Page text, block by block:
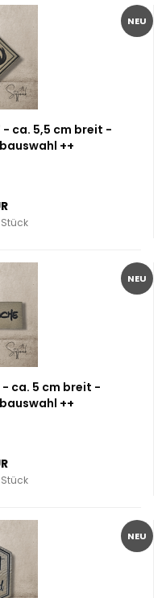
NEU
- ca. 5,5 cm breit -
++
Stück
NEU
- ca. 5 cm breit -
++
Stück
NEU